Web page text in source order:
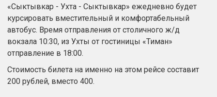
«Сыктывкар - Ухта - Сыктывкар» ежедневно будет
курсировать вместительный и комфортабельный
автобус. Время отправления от столичного ж/д
вокзала 10:30, из Ухты от гостиницы «Тиман»
отправление в 18:00.
Стоимость билета на именно на этом рейсе составит
200 рублей, вместо 400.